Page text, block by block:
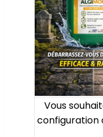
Vous
configuration